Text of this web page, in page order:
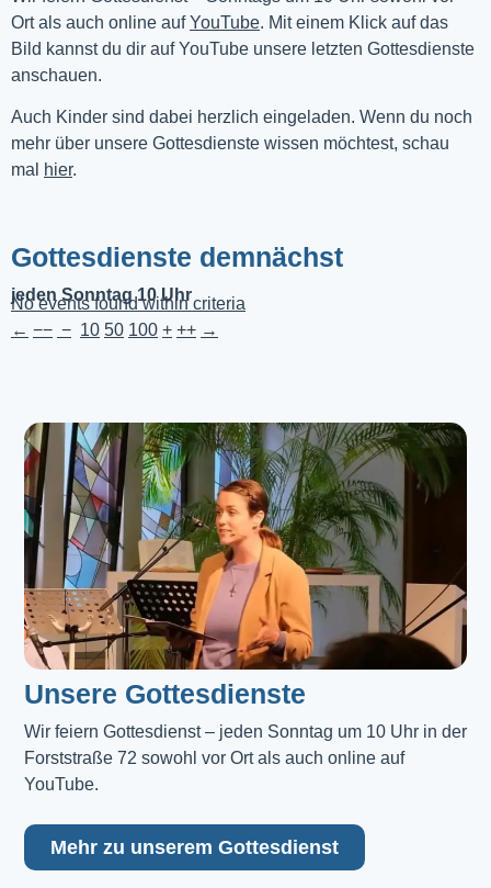
Ort als auch online auf YouTube. Mit einem Klick auf das
Bild kannst du dir auf YouTube unsere letzten Gottesdienste
anschauen.
Auch Kinder sind dabei herzlich eingeladen. Wenn du noch
mehr über unsere Gottesdienste wissen möchtest, schau
mal
hier.
Gottesdienste demnächst
jeden Sonntag 10 Uhr
No events found within criteria
← −− − 10 50 100 + ++ →
Unsere Gottesdienste
Wir feiern Gottesdienst – jeden Sonntag um 10 Uhr in der
Forststraße 72 sowohl vor Ort als auch online auf
YouTube.
Mehr zu unserem Gottesdienst